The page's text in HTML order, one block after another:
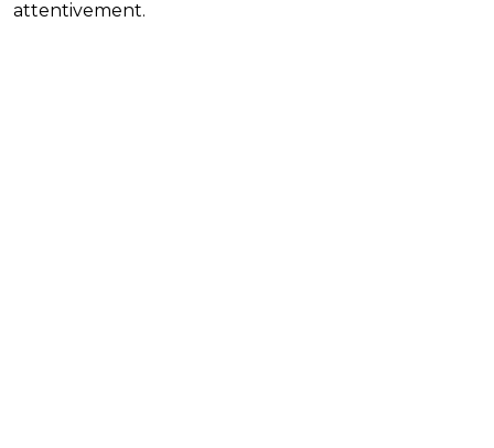
attentivement.